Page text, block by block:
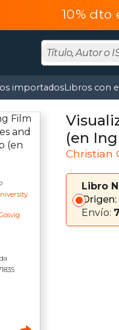
10% dto
importadosLibros con
(en
Christian
Libro
Envío: